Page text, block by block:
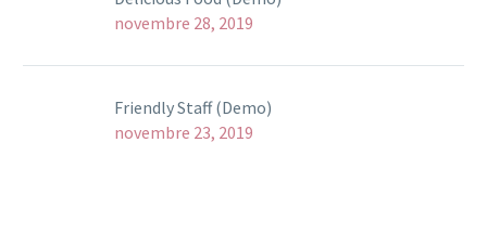
novembre 28, 2019
Friendly Staff (Demo)
novembre 23, 2019